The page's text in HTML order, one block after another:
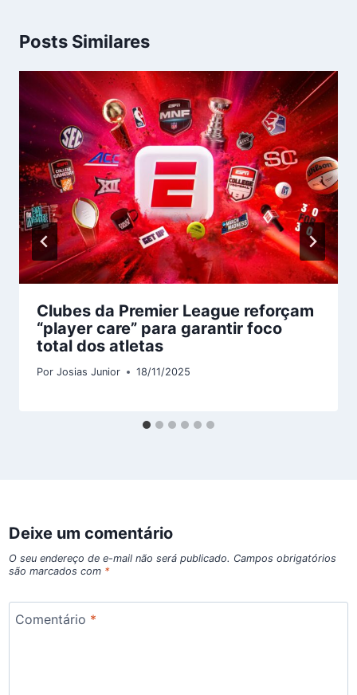
Posts Similares
Clubes da Premier League reforçam
“player care” para garantir foco
total dos atletas
Por Josias Junior 18/11/2025
Deixe um comentário
O seu endereço de e-mail não será publicado. Campos obrigatórios
são marcados com *
Comentário *